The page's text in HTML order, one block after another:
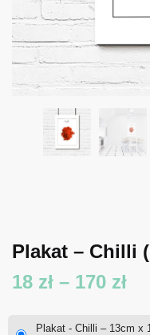
Plakat – Chilli
18 zł – 170 zł
Plakat - Chilli – 13cm x